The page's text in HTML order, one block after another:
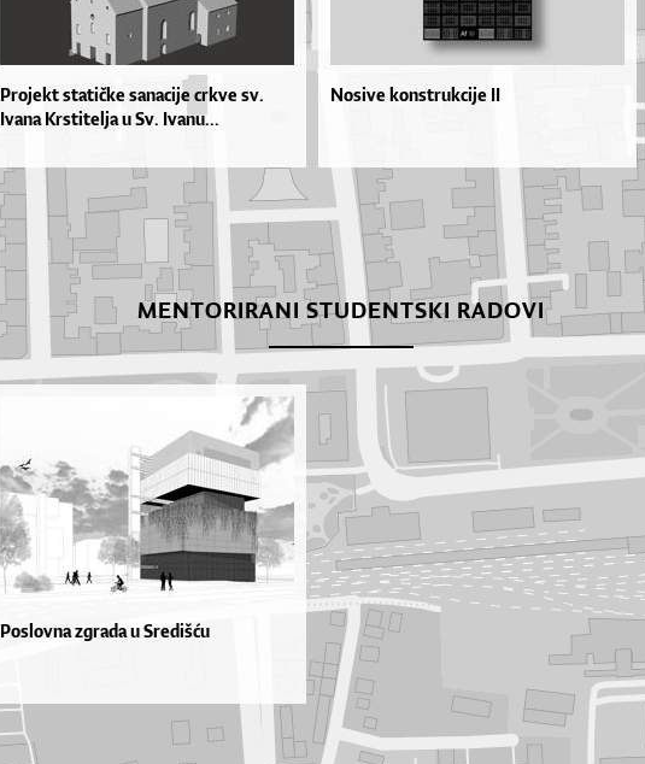
Projekt statičke sanacije crkve sv.
Ivana Krstitelja u Sv. Ivanu...
Nosive konstrukcije II
MENTORIRANI STUDENTSKI RADOVI
Poslovna zgrada u Središću